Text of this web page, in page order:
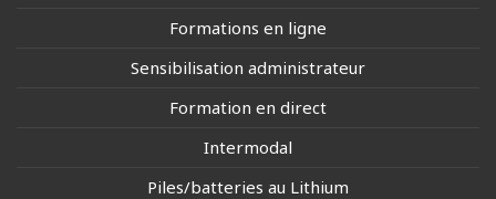
Formations en ligne
Sensibilisation administrateur
Formation en direct
Intermodal
Piles/batteries au Lithium